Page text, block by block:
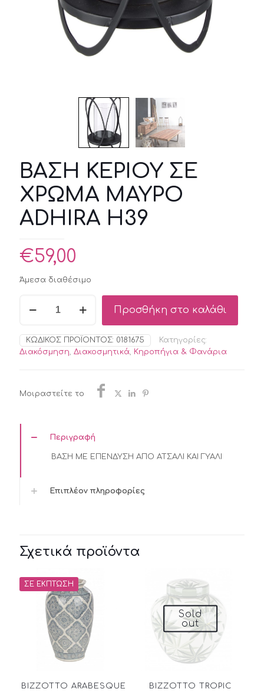
ΒΑΣΗ ΚΕΡΙΟΥ ΣΕ
ΧΡΩΜΑ ΜΑΥΡΟ
ADHIRA H39
€59,00
Άμεσα διαθέσιμο
ΚΕΡΙΟΥ
ΧΡΩΜΑ
ΜΑΥΡΟ
ADHIRA
Προσθήκη στο καλάθι
ΚΩΔΙΚΌΣ ΠΡΟΪΌΝΤΟΣ: 0181675
Κατηγορίες:
Διακόσμηση, Διακοσμητικά, Κηροπήγια & Φανάρια
Μοιραστείτε το
Περιγραφή
ΒΑΣΗ ΜΕ ΕΠΕΝΔΥΣΗ ΑΠΟ ΑΤΣΑΛΙ ΚΑΙ ΓΥΑΛΙ
Επιπλέον πληροφορίες
Σχετικά προϊόντα
ΣΕ ΈΚΠΤΩΣΗ
BIZZOTTO ARABESQUE
Sold
out
BIZZOTTO TROPIC